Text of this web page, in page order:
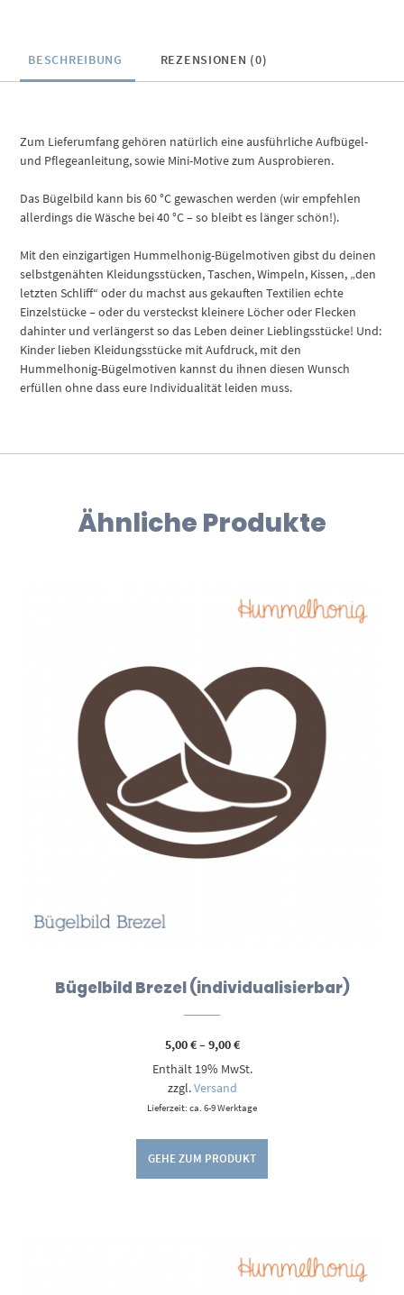
BESCHREIBUNG REZENSIONEN (0)
Zum Lieferumfang gehören natürlich eine ausführliche Aufbügel-
und Pflegeanleitung, sowie Mini-Motive zum Ausprobieren.
Das Bügelbild kann bis 60 °C gewaschen werden (wir empfehlen
allerdings die Wäsche bei 40 °C – so bleibt es länger schön!).
Mit den einzigartigen Hummelhonig-Bügelmotiven gibst du deinen
selbstgenähten Kleidungsstücken, Taschen, Wimpeln, Kissen, „den
letzten Schliff“ oder du machst aus gekauften Textilien echte
Einzelstücke – oder du versteckst kleinere Löcher oder Flecken
dahinter und verlängerst so das Leben deiner Lieblingsstücke! Und:
Kinder lieben Kleidungsstücke mit Aufdruck, mit den
Hummelhonig-Bügelmotiven kannst du ihnen diesen Wunsch
erfüllen ohne dass eure Individualität leiden muss.
Ähnliche Produkte
Bügelbild Brezel (individualisierbar)
5,00€–9,00€Preisspanne:
bis
Enthält 19% MwSt.
zzgl.Versand
Lieferzeit: ca. 6-9 Werktage
GEHE ZUM PRODUKT